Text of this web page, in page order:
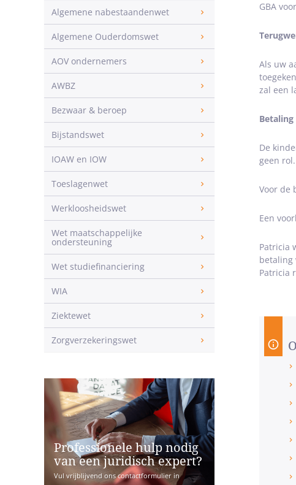
GBA
Als uw
zal een
De
geen
Voor de
Een
Patricia
betaling
Patricia
Algemene nabestaandenwet
Algemene Ouderdomswet
AOV ondernemers
AWBZ
Bezwaar & beroep
Bijstandswet
IOAW en IOW
Toeslagenwet
Werkloosheidswet
Wet maatschappelijke
ondersteuning
Wet studiefinanciering
WIA
Ziektewet
Zorgverzekeringswet
Professionele hulp nodig
van een juridisch expert?
Vul vrijblijvend ons contactformulier in